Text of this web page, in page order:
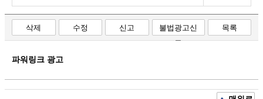
삭제 수정 신고
불법광고신
고
목록
파워링크 광고